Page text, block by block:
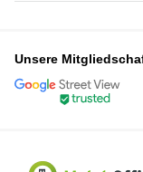
Unsere